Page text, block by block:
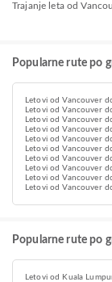
Trajanje leta od
Popularne rute po
Letovi od Vancouver
Letovi od Vancouver
Letovi od Vancouver
Letovi od Vancouver
Letovi od Vancouver
Letovi od Vancouver
Letovi od Vancouver
Letovi od Vancouver
Letovi od Vancouver
Letovi od Vancouver
Popularne rute po
Letovi od Kuala